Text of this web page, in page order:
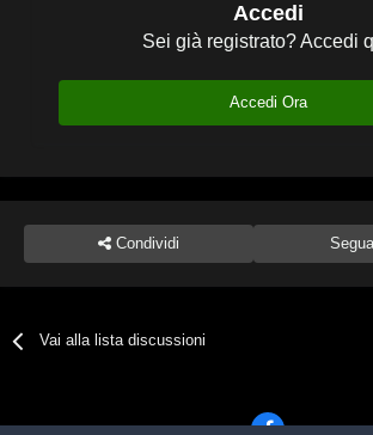
Accedi
Sei già registrato? Accedi
Accedi Ora
Condividi
Vai alla lista discussioni